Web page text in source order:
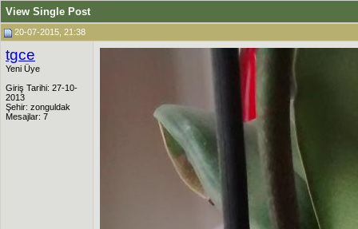
View Single Post
20-07-2015, 21:38
tgce
Yeni Üye
Giriş Tarihi: 27-10-
2013
Şehir: zonguldak
Mesajlar: 7